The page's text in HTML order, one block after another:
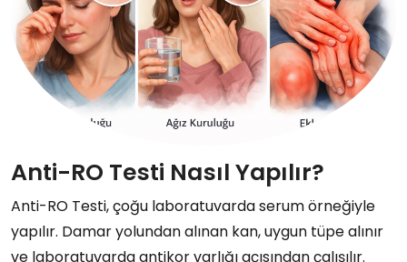
Anti-RO Testi Nasıl Yapılır?
Anti-RO Testi, çoğu laboratuvarda serum örneğiyle
yapılır. Damar yolundan alınan kan, uygun tüpe alınır
ve laboratuvarda antikor varlığı açısından çalışılır.